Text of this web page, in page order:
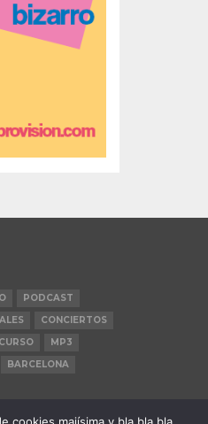
PODCAST
CONCIERTOS
MP3
BARCELONA